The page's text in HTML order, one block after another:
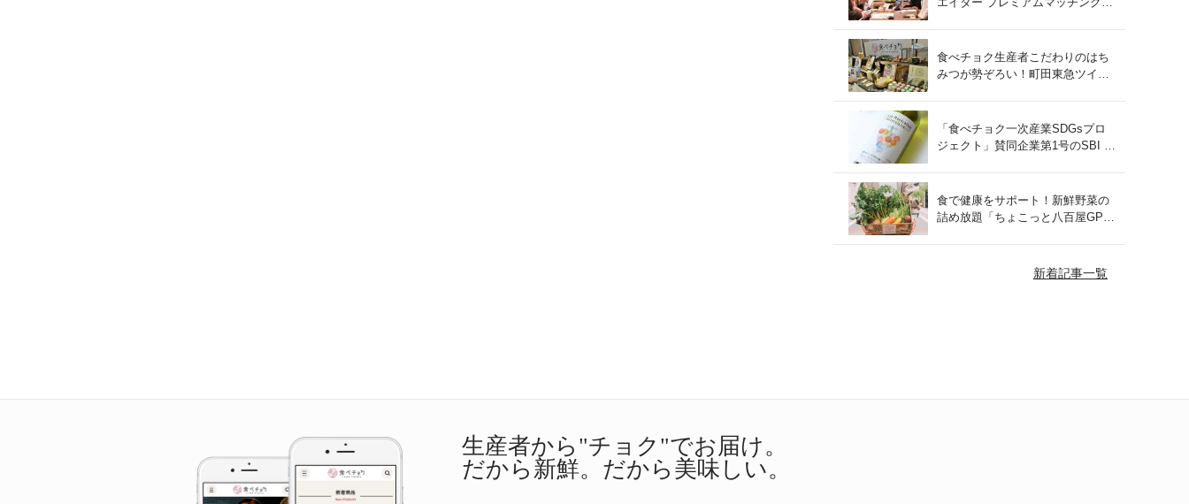
食べチョク生産者こだわりのはち
みつが勢ぞろい！町田東急ツイン
「食べチョク一次産業SDGsプロ
ジェクト」賛同企業第1号のSBI F
食で健康をサポート！新鮮野菜の
詰め放題「ちょこっと八百屋GP
新着記事一覧
生産者から"チョク"でお届け。
だから新鮮。だから美味しい。